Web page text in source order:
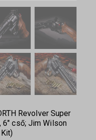
Revolver Super
6″ cső; Jim Wilson